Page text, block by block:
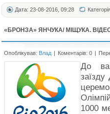
Дата: 23-08-2016, 09:28
«БРОНЗА» ЯНЧУКА/ МІЩУКА.
Опоблікував: Влад Коментарів: 0
До
1000